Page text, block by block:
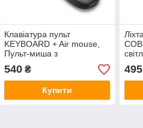
Клавіатура пульт
KEYBOARD + Air mouse,
Пульт-миша з
клавіатурою, Бездротова
мініклавіатура
540₴
Купити
495